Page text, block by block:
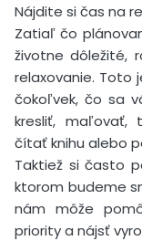
Nájdite si čas na
Zatiaľ čo
životne dôležité,
relaxovanie. Toto
čokoľvek, čo sa
kresliť, maľovať,
čítať knihu alebo
Taktiež si často
ktorom budeme
nám môže
priority a nájsť